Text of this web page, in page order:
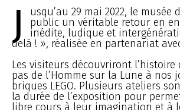
J
usqu’au 29 mai 2022, le musée
public un véritable retour en
inédite, ludique et
delà ! », réalisée en partenariat
Les visiteurs découvriront
pas de l’Homme sur la Lune à
briques LEGO. Plusieurs ateliers
la durée de l’exposition pour
libre cours à leur imagination et à